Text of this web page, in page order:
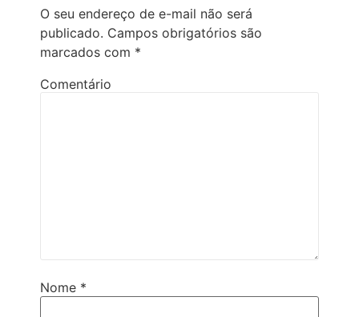
O seu endereço de e-mail não será
publicado. Campos obrigatórios são
marcados com *
Comentário
Nome *